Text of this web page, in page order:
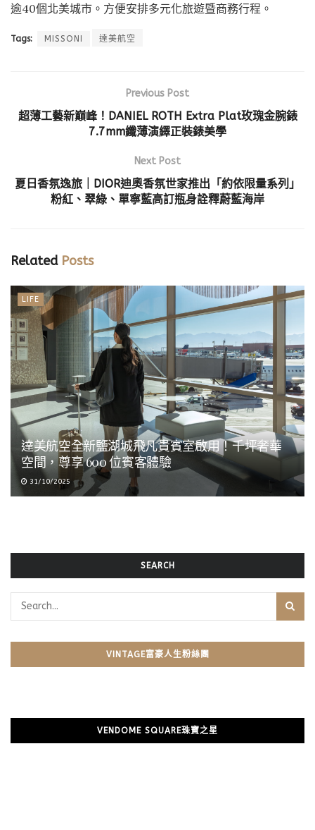
逾40個北美城市。方便安排多元化旅遊暨商務行程。
Tags: MISSONI 達美航空
Previous Post
超薄工藝新巔峰！DANIEL ROTH Extra Plat玫瑰金腕錶
7.7mm纖薄演繹正裝錶美學
Next Post
夏日香氛逸旅｜DIOR迪奧香氛世家推出「約依限量系列」
粉紅、翠綠、單寧藍高訂瓶身詮釋蔚藍海岸
RelatedPosts
LIFE
達美航空全新鹽湖城飛凡貴賓室啟用！千坪奢華
空間，尊享 600 位賓客體驗
31/10/2025
SEARCH
VINTAGE富豪人生粉絲團
VENDOME SQUARE珠寶之星